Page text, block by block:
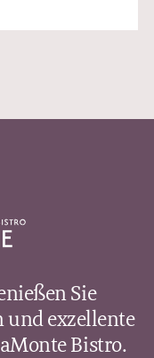
Sie
und exzellente
Bistro.